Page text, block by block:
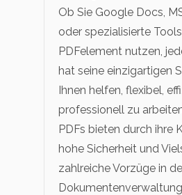
Ob Sie Google Docs,
oder spezialisierte
PDFelement nutzen,
hat seine einzigartigen
Ihnen helfen, flexibel,
professionell zu
PDFs bieten durch ihre
hohe Sicherheit und
zahlreiche Vorzüge in